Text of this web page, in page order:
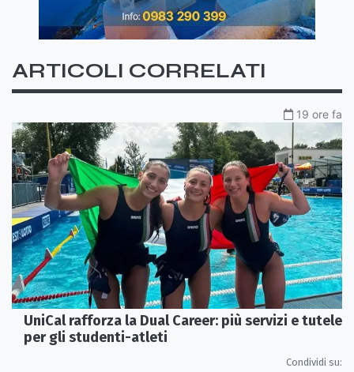
ARTICOLI CORRELATI
19 ore fa
UniCal rafforza la Dual Career: più servizi e tutele
per gli studenti-atleti
Condividi su: